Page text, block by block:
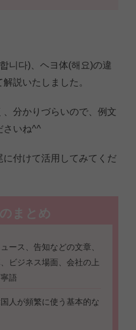
니다)、ヘヨ体(해요)の違
説いたしました。
分かりづらいので、例文
さいね^^
付けて活用してみてくだ
まとめ
ース、告知などの文章、
ビジネス場面、会社の上
語
人が頻繁に使う基本的な